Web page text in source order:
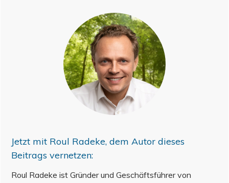
Jetzt mit Roul Radeke, dem Autor dieses
Beitrags vernetzen:
Roul Radeke ist Gründer und Geschäftsführer von